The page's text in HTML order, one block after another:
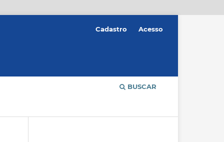
BUSCAR
Cadastro Acesso